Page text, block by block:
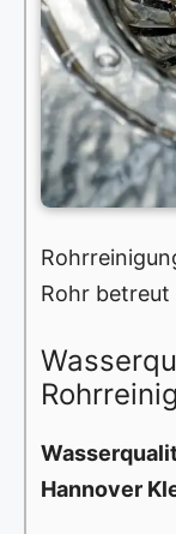
Rohr betreut
Hannover